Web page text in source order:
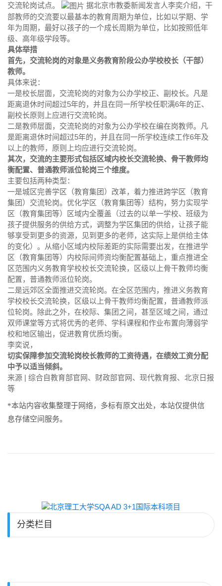
交流轮岗试点。
据北京市教委新闻发言人李奕介绍，干
部教师的交流要以最基本的教育周期为单位，比如以学期、学
年为周期，最好以孩子的一个成长周期为单位，比如按照低年
级、高年级学段等。
具体举措
首先，交流轮岗的对象是义务教育阶段公办学校校长（干部）
教师。
具体来说：
一是校长层面，交流轮岗的对象为公办学校正、副校长。凡是
距离退休时间超过5年的，并且在同一所学校任职满6年的正、
副校长原则上应进行交流轮岗。
二是教师层面，交流轮岗的对象为公办学校在编在岗教师。凡
是距离退休时间超过5年的，并且在同一所学校连续工作6年及
以上的教师，原则上均应进行交流轮岗。
其次，交流的主要形式包括区域内校长交流轮换、骨干教师均
衡配置、普通教师派位轮岗三个维度。
主要包括两种类型：
一是城区完善学区（教育集团）改革，着力推进跨学区（教育
集团）交流轮岗。优化学区（教育集团等）结构，努力实现学
区（教育集团等）区域内全覆盖（过去的以单一学校、班级为
孩子提供服务的供给方式，调整为学区集团的供给，让孩子能
够享受到更多的资源，见到更多的老师，这实际上是供给主体
的变化）。从缩小区域内校际差距的实际需要出发，在推进学
区（教育集团等）内校际间师资均衡配置基础上，重点推进全
区范围内义务教育学校校长交流轮换，区级以上骨干教师均衡
配置，普通教师派位轮岗。
二是远郊区全面推进交流轮岗。在全区范围内，推进义务教育
学校校长交流轮换，区级以上骨干教师均衡配置，普通教师派
位轮岗。除此之外，在校际、集团之间，甚至区域之间，通过
双师课堂等方式将优秀的老师、学科课程和作业布置向薄弱学
校和地区输出，促进教育优质均衡。
李奕说，
切实保障参加交流轮岗校长教师的工资待遇，在绩效工资分配
中予以适当倾斜。
来源 | 综合自教育部官网、财政部官网、现代教育报、北京日报
等
*本站内容收集整理于网络，多标有原文出处，本站仅提供信
息存储空间服务。
分类栏目